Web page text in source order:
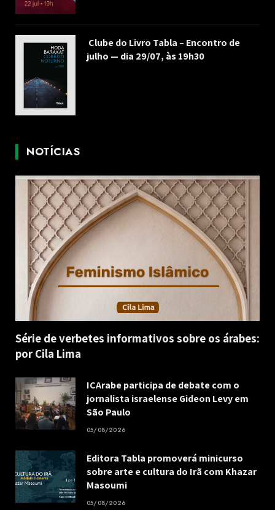
Clube do Livro Tabla – Encontro de
julho — dia 29/07, às 19h30
NOTÍCIAS
Série de verbetes informativos sobre os árabes:
por Cila Lima
ICArabe participa de debate com o
jornalista israelense Gideon Levy em
São Paulo
05/08/2026
Editora Tabla promoverá minicurso
sobre arte e cultura do Irã com Khazar
Masoumi
05/08/2026